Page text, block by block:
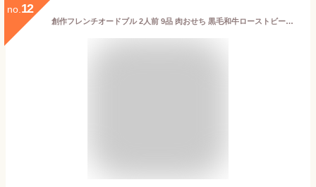
no. 12
創作フレンチオードブル 2人前 9品 肉おせち 黒毛和牛ローストビーフ入り おせち フレンチ フレンチシェフが作る 手作り オードブル パーティ お肉料理 洋食 女子会 ホームパーティ ディナー クリスマスディナー お取り寄せ プレゼント 誕プレ グルメ フレンチ 送料無料